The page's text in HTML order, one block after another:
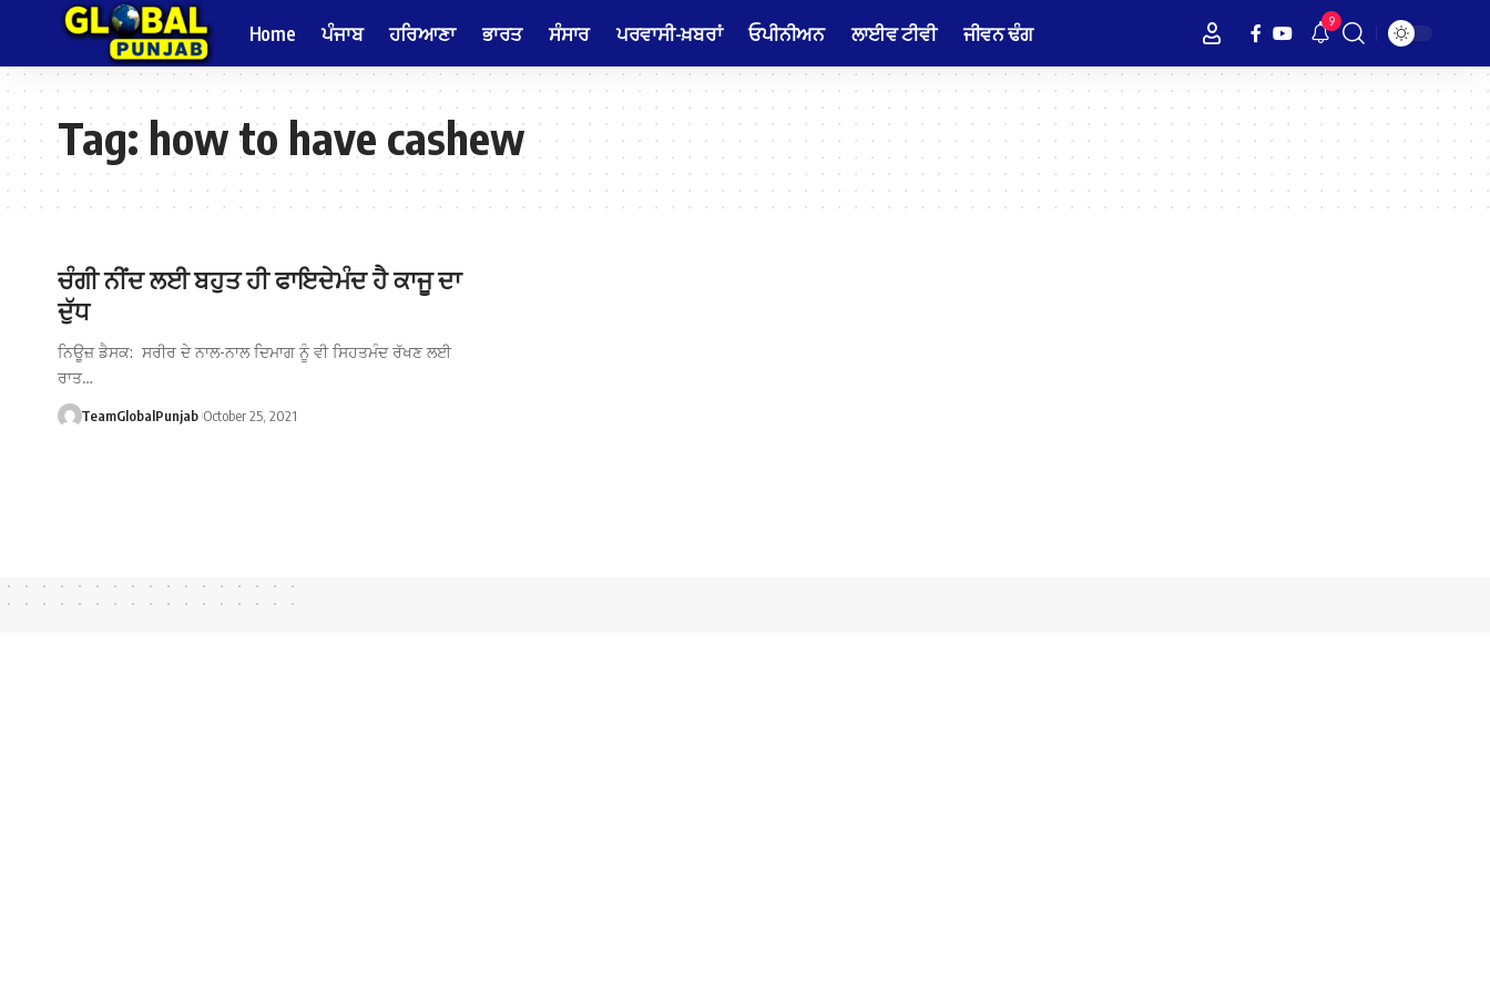
Home ਪੰਜਾਬ ਹਰਿਆਣਾ ਭਾਰਤ ਸੰਸਾਰ ਪਰਵਾਸੀ-ਖ਼ਬਰਾਂ ਓਪੀਨੀਅਨ ਲਾਈਵ ਟੀਵੀ ਜੀਵਨ ਢੰਗ 9
Tag:how to have cashew
ਚੰਗੀ ਨੀਂਦ ਲਈ ਬਹੁਤ ਹੀ ਫਾਇਦੇਮੰਦ ਹੈ ਕਾਜੂ ਦਾ
ਦੁੱਧ
ਨਿਊਜ਼ ਡੈਸਕ: ਸਰੀਰ ਦੇ ਨਾਲ-ਨਾਲ ਦਿਮਾਗ ਨੂੰ ਵੀ ਸਿਹਤਮੰਦ ਰੱਖਣ ਲਈ
ਰਾਤ…
TeamGlobalPunjab October 25, 2021